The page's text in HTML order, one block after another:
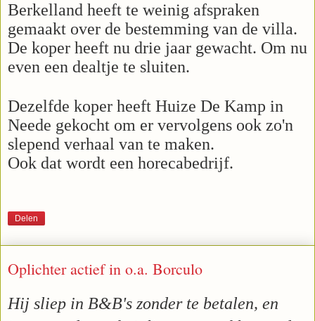
Berkelland heeft te weinig afspraken
gemaakt over de bestemming van de villa.
De koper heeft nu drie jaar gewacht. Om nu
even een dealtje te sluiten.
Dezelfde koper heeft Huize De Kamp in
Neede gekocht om er vervolgens ook zo'n
slepend verhaal van te maken.
Ook dat wordt een horecabedrijf.
Delen
Oplichter actief in o.a. Borculo
Hij sliep in B&B's zonder te betalen, en